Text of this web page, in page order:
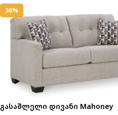
36%
გასაშლელი დივანი Mahoney